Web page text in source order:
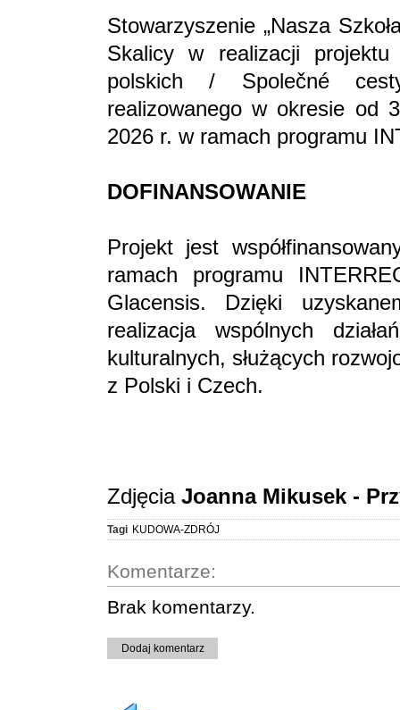
Stowarzyszenie „Nasza
Skalicy w realizacji
polskich / Společné
realizowanego w okresie od
2026 r. w ramach programu
DOFINANSOWANIE
Projekt jest
ramach programu
Glacensis. Dzięki
realizacja wspólnych
kulturalnych, służących
z Polski i Czech.
Zdjęcia Joanna Mikusek -
Tagi KUDOWA-ZDRÓJ
Komentarze:
Brak komentarzy.
Dodaj komentarz